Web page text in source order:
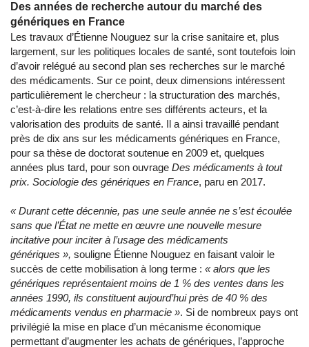
Des années de recherche autour du marché des
génériques en France
Les travaux d’Étienne Nouguez sur la crise sanitaire et, plus
largement, sur les politiques locales de santé, sont toutefois loin
d’avoir relégué au second plan ses recherches sur le marché
des médicaments. Sur ce point, deux dimensions intéressent
particulièrement le chercheur : la structuration des marchés,
c’est-à-dire les relations entre ses différents acteurs, et la
valorisation des produits de santé. Il a ainsi travaillé pendant
près de dix ans sur les médicaments génériques en France,
pour sa thèse de doctorat soutenue en 2009 et, quelques
années plus tard, pour son ouvrage Des médicaments à tout
prix. Sociologie des génériques en France, paru en 2017.
« Durant cette décennie, pas une seule année ne s’est écoulée
sans que l’État ne mette en œuvre une nouvelle mesure
incitative pour inciter à l’usage des médicaments
génériques », souligne Étienne Nouguez en faisant valoir le
succès de cette mobilisation à long terme : «alors que les
génériques représentaient moins de 1 % des ventes dans les
années 1990, ils constituent aujourd’hui près de 40 % des
médicaments vendus en pharmacie ». Si de nombreux pays ont
privilégié la mise en place d’un mécanisme économique
permettant d’augmenter les achats de génériques, l’approche